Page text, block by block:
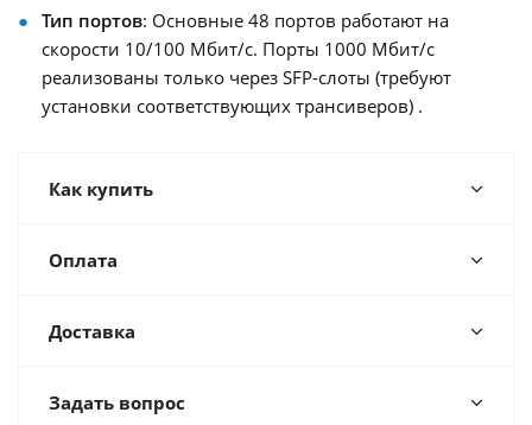
Тип портов: Основные 48 портов работают на
скорости 10/100 Мбит/с. Порты 1000 Мбит/с
реализованы только через SFP-слоты (требуют
установки соответствующих трансиверов) .
Как купить
Оплата
Доставка
Задать вопрос